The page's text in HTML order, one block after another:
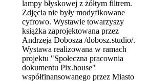
lampy błyskowej z żółtym filtrem.
Zdjęcia nie były modyfikowane
cyfrowo. Wystawie towarzyszy
książka zaprojektowana przez
Andrzeja Dobosza /dobosz.studio/.
Wystawa realizowana w ramach
projektu "Społeczna pracownia
dokumentu Pix.house"
współfinansowanego przez Miasto